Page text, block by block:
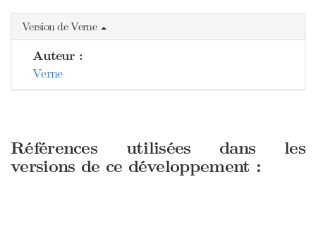
Version de Verne
Auteur :
Verne
Références utilisées dans les
versions de ce développement :